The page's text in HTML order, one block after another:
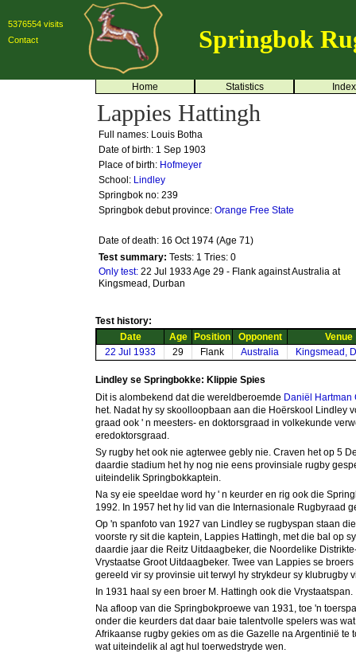
5376554 visits
Contact
Springbok
Home Statistics Index
Lappies Hattingh
Full names: Louis Botha
Date of birth: 1 Sep 1903
Place of birth: Hofmeyer
School: Lindley
Springbok no: 239
Springbok debut province: Orange Free State
Date of death: 16 Oct 1974 (Age 71)
Test summary: Tests: 1 Tries: 0
Only test: 22 Jul 1933 Age 29 - Flank against Australia at
Kingsmead, Durban
Test history:
Date
Age Position Opponent
Venue
22 Jul 1933
29 Flank Australia Kingsmead,
Lindley se Springbokke: Klippie Spies
Dit is alombekend dat die wereldberoemde Daniël Hartman
het. Nadat hy sy skoolloopbaan aan die Hoërskool Lindley
graad ook ' n meesters- en doktorsgraad in volkekunde
eredoktorsgraad.
Sy rugby het ook nie agterwee gebly nie. Craven het op 5
daardie stadium het hy nog nie eens provinsiale rugby
uiteindelik Springbokkaptein.
Na sy eie speeldae word hy ' n keurder en rig ook die
1992. In 1957 het hy lid van die Internasionale Rugbyraad
Op 'n spanfoto van 1927 van Lindley se rugbyspan staan
voorste ry sit die kaptein, Lappies Hattingh, met die bal op
daardie jaar die Reitz Uitdaagbeker, die Noordelike
Vrystaatse Groot Uitdaagbeker. Twee van Lappies se
gereeld vir sy provinsie uit terwyl hy strykdeur sy klubrugby
In 1931 haal sy een broer M. Hattingh ook die Vrystaatspan.
Na afloop van die Springbokproewe van 1931, toe 'n
onder die keurders dat daar baie talentvolle spelers was
Afrikaanse rugby gekies om as die Gazelle na Argentinië
wat uiteindelik al agt hul toerwedstryde wen.